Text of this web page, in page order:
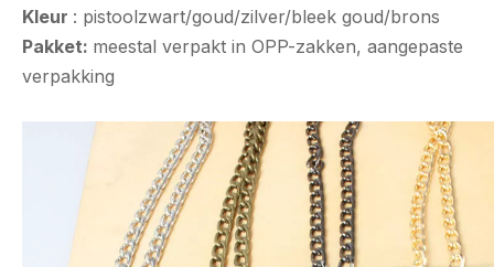
Kleur : pistoolzwart/goud/zilver/bleek goud/brons
Pakket: meestal verpakt in OPP-zakken, aangepaste
verpakking